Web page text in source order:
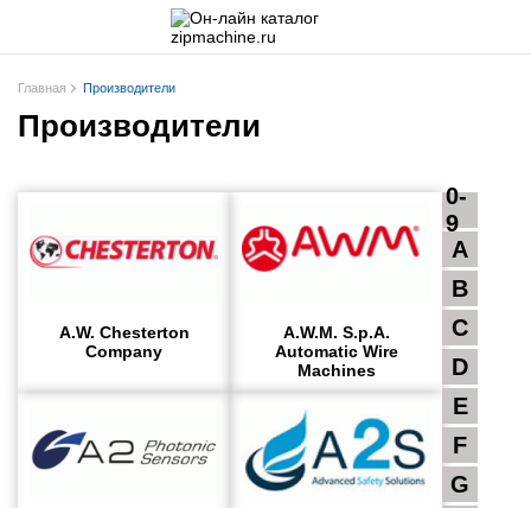
Главная Производители
Производители
A.W. Chesterton
Company
A.W.M. S.p.A.
Automatic Wire
Machines
0-
9
A
B
C
D
E
F
G